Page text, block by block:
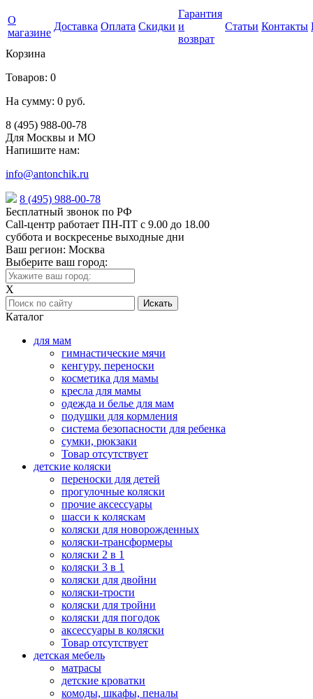
О
магазине
Доставка Оплата Скидки
Гарантия
и
возврат
Статьи Контакты
Корзина
Товаров: 0
На сумму: 0 руб.
8 (495) 988-00-78
Для Москвы и МО
Напишите нам:
info@antonchik.ru
8 (495) 988-00-78
Бесплатный звонок по РФ
Call-центр работает ПН-ПТ с 9.00 до 18.00
суббота и воскресенье выходные дни
Ваш регион: Москва
Выберите ваш город:
X
Каталог
для мам
гимнастические мячи
кенгуру, переноски
косметика для мамы
кресла для мамы
одежда и белье для мам
подушки для кормления
система безопасности для ребенка
сумки, рюкзаки
Товар отсутствует
детские коляски
переноски для детей
прогулочные коляски
прочие аксессуары
шасси к коляскам
коляски для новорожденных
коляски-трансформеры
коляски 2 в 1
коляски 3 в 1
коляски для двойни
коляски-трости
коляски для тройни
коляски для погодок
аксессуары в коляски
Товар отсутствует
детская мебель
матрасы
детские кроватки
комоды, шкафы, пеналы